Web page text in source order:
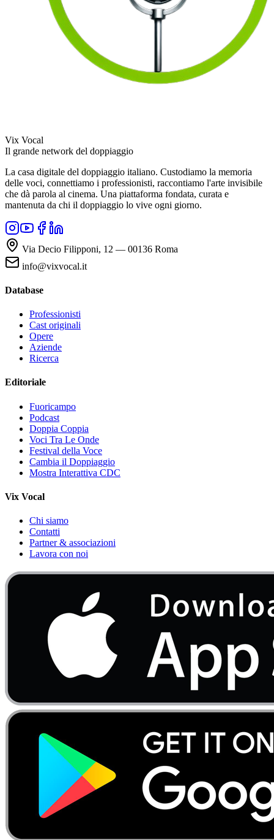
Vix Vocal
Il grande network del doppiaggio
La casa digitale del doppiaggio italiano. Custodiamo la memoria
delle voci, connettiamo i professionisti, raccontiamo l'arte invisibile
che dà parola al cinema. Una piattaforma fondata, curata e
mantenuta da chi il doppiaggio lo vive ogni giorno.
Via Decio Filipponi, 12 — 00136 Roma
info@vixvocal.it
Database
Professionisti
Cast originali
Opere
Aziende
Ricerca
Editoriale
Fuoricampo
Podcast
Doppia Coppia
Voci Tra Le Onde
Festival della Voce
Cambia il Doppiaggio
Mostra Interattiva CDC
Vix Vocal
Chi siamo
Contatti
Partner & associazioni
Lavora con noi